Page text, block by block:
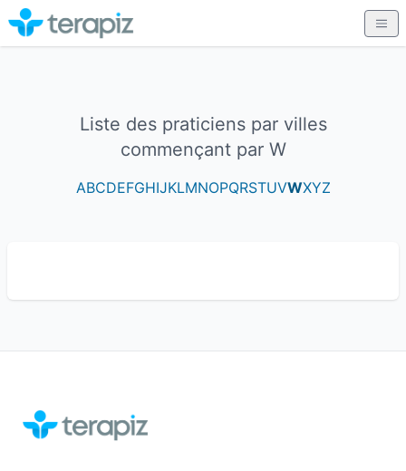
Liste des praticiens par villes
commençant par W
ABCDEFGHIJKLMNOPQRSTUVWXYZ